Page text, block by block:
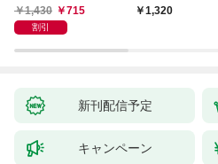
覚醒者～
1,430 715
割引
定書き下ろしSS付
1,320
新刊配信予定
キャンペーン